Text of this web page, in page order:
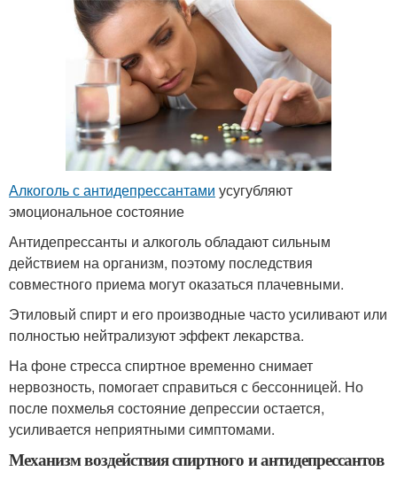
Алкоголь с антидепрессантами усугубляют
эмоциональное состояние
Антидепрессанты и алкоголь обладают сильным
действием на организм, поэтому последствия
совместного приема могут оказаться плачевными.
Этиловый спирт и его производные часто усиливают или
полностью нейтрализуют эффект лекарства.
На фоне стресса спиртное временно снимает
нервозность, помогает справиться с бессонницей. Но
после похмелья состояние депрессии остается,
усиливается неприятными симптомами.
Механизм воздействия спиртного и антидепрессантов